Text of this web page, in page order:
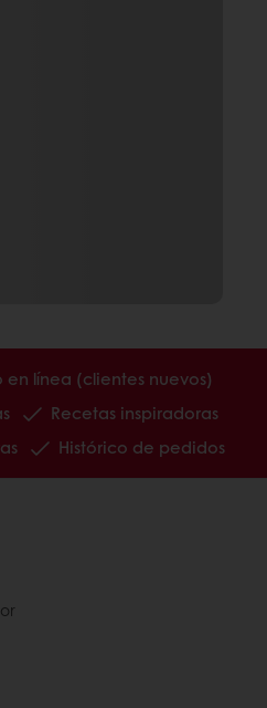
en línea (clientes nuevos)
Recetas inspiradoras
Histórico de pedidos